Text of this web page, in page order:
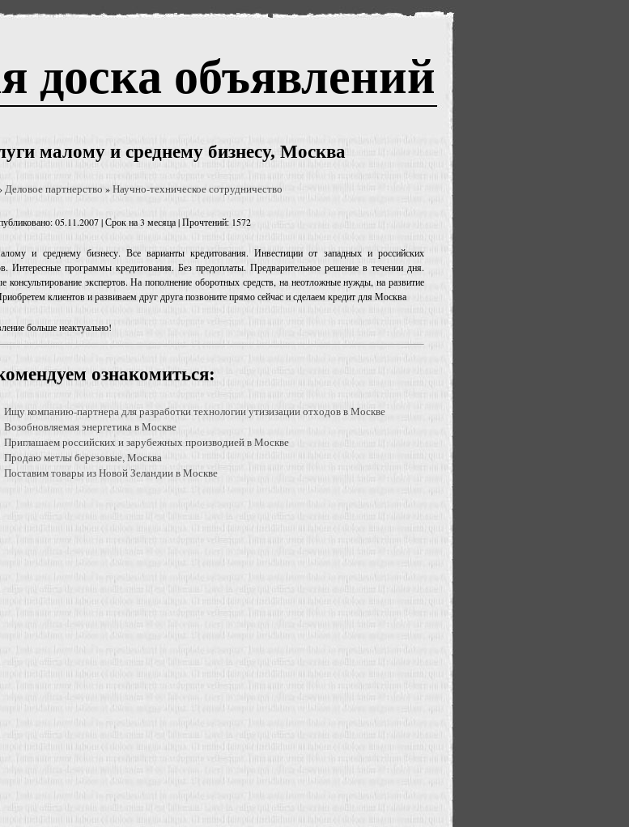
доска объявлений
малому и среднему бизнесу, Москва
Деловое партнерство »Научно-техническое сотрудничество
05.11.2007 | Срок на 3 месяца | Прочтений: 1572
и среднему бизнесу. Все варианты кредитования. Инвестиции от западных и российских
Интересные программы кредитования. Без предоплаты. Предварительное решение в течении дня.
консультирование экспертов. На пополнение оборотных средств, на неотложные нужды, на развитие
клиентов и развиваем друг друга позвоните прямо сейчас и сделаем кредит для Москва
больше неактуально!
ознакомиться:
Ищу компанию-партнера для разработки технологии утизизации отходов в Москве
Возобновляемая энергетика в Москве
Приглашаем российских и зарубежных производией в Москве
Продаю метлы березовые, Москва
Поставим товары из Новой Зеландии в Москве